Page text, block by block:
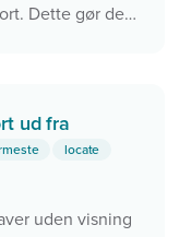
Dette gør det
ud fra
locate
uden visning